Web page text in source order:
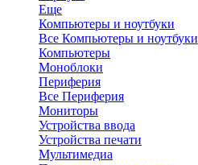
Еще
Компьютеры и ноутбуки
Все Компьютеры и ноутбуки
Компьютеры
Моноблоки
Периферия
Все Периферия
Мониторы
Устройства ввода
Устройства печати
Мультимедиа